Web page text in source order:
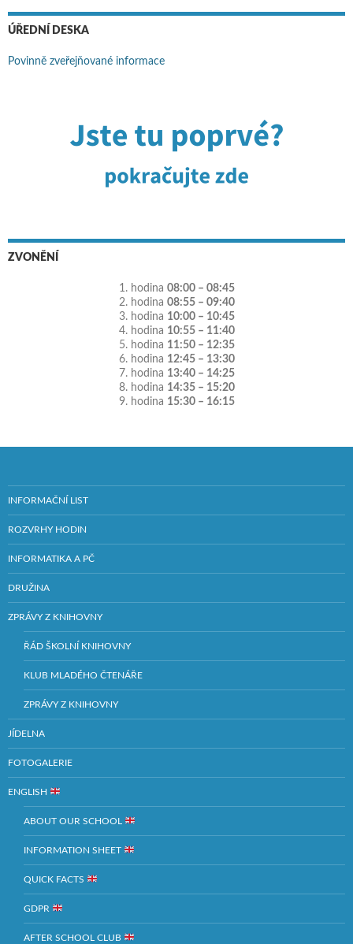
ÚŘEDNÍ DESKA
Povinně zveřejňované informace
ZVONĚNÍ
1. hodina 08:00 – 08:45
2. hodina 08:55 – 09:40
3. hodina 10:00 – 10:45
4. hodina 10:55 – 11:40
5. hodina 11:50 – 12:35
6. hodina 12:45 – 13:30
7. hodina 13:40 – 14:25
8. hodina 14:35 – 15:20
9. hodina 15:30 – 16:15
INFORMAČNÍ LIST
ROZVRHY HODIN
INFORMATIKA A PČ
DRUŽINA
ZPRÁVY Z KNIHOVNY
ŘÁD ŠKOLNÍ KNIHOVNY
KLUB MLADÉHO ČTENÁŘE
ZPRÁVY Z KNIHOVNY
JÍDELNA
FOTOGALERIE
ENGLISH
ABOUT OUR SCHOOL
INFORMATION SHEET
QUICK FACTS
GDPR
AFTER SCHOOL CLUB